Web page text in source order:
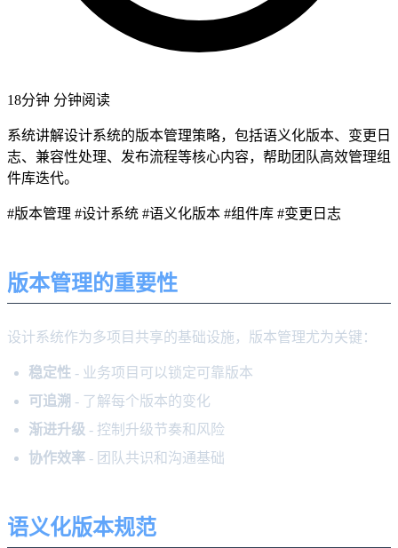
18分钟 分钟阅读
系统讲解设计系统的版本管理策略，包括语义化版本、变更日
志、兼容性处理、发布流程等核心内容，帮助团队高效管理组
件库迭代。
#版本管理 #设计系统 #语义化版本 #组件库 #变更日志
版本管理的重要性
设计系统作为多项目共享的基础设施，版本管理尤为关键：
稳定性 - 业务项目可以锁定可靠版本
可追溯 - 了解每个版本的变化
渐进升级 - 控制升级节奏和风险
协作效率 - 团队共识和沟通基础
语义化版本规范